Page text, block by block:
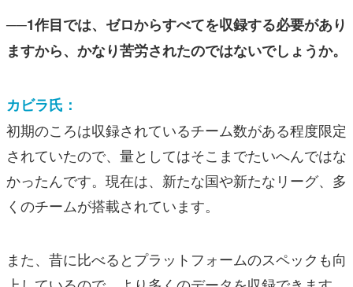
──1作目では、ゼロからすべてを収録する必要があり
ますから、かなり苦労されたのではないでしょうか。
カビラ氏：
初期のころは収録されているチーム数がある程度限定
されていたので、量としてはそこまでたいへんではな
かったんです。現在は、新たな国や新たなリーグ、多
くのチームが搭載されています。
また、昔に比べるとプラットフォームのスペックも向